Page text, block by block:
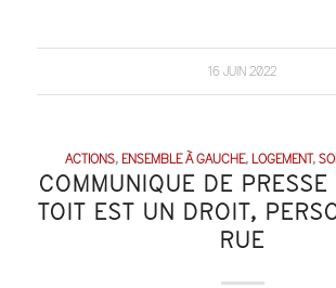
16 JUIN 2022
ACTIONS,ENSEMBLE À GAUCHE,LOGEMENT,
COMMUNIQUE DE
TOIT EST UN DROIT,
RUE